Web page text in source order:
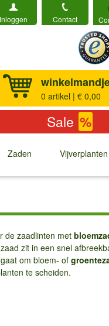
Inloggen Contact
0 artikel | € 0,00
Sale %
Zaden Vijverplanten
↓
de zaadlinten met
zit in een snel
om bloem- of
te scheiden.